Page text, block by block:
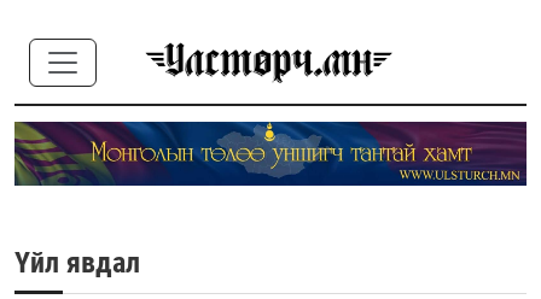
Үйл явдал